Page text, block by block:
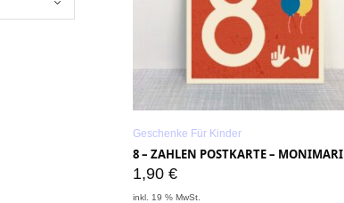
Geschenke Für Kinder
8 – ZAHLEN POSTKARTE – MONIMARI
1,90 €
inkl. 19 % MwSt.